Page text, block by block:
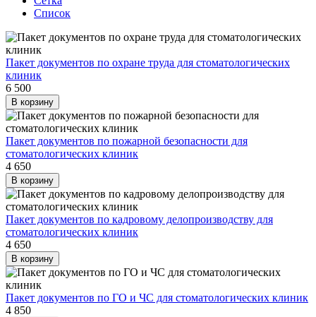
Список
Пакет документов по охране труда для стоматологических
клиник
6 500
В корзину
Пакет документов по пожарной безопасности для
стоматологических клиник
4 650
В корзину
Пакет документов по кадровому делопроизводству для
стоматологических клиник
4 650
В корзину
Пакет документов по ГО и ЧС для стоматологических клиник
4 850